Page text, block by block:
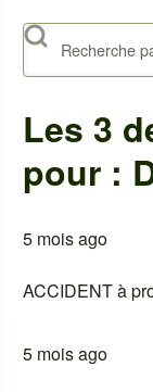
Rechercher
Les 3
pour :
5 mois ago
ACCIDENT à
5 mois ago